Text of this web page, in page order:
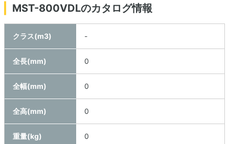
MST-800VDLのカタログ情報
クラス(m3) -
全長(mm) 0
全幅(mm) 0
全高(mm) 0
重量(kg) 0